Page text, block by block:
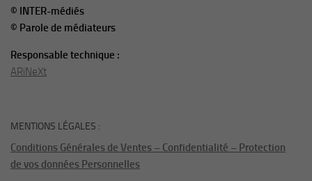
© INTER-médiés
© Parole de médiateurs
Responsable technique :
ARiNeXt
MENTIONS LÉGALES :
Conditions Générales de Ventes – Confidentialité – Protection
de vos données Personnelles